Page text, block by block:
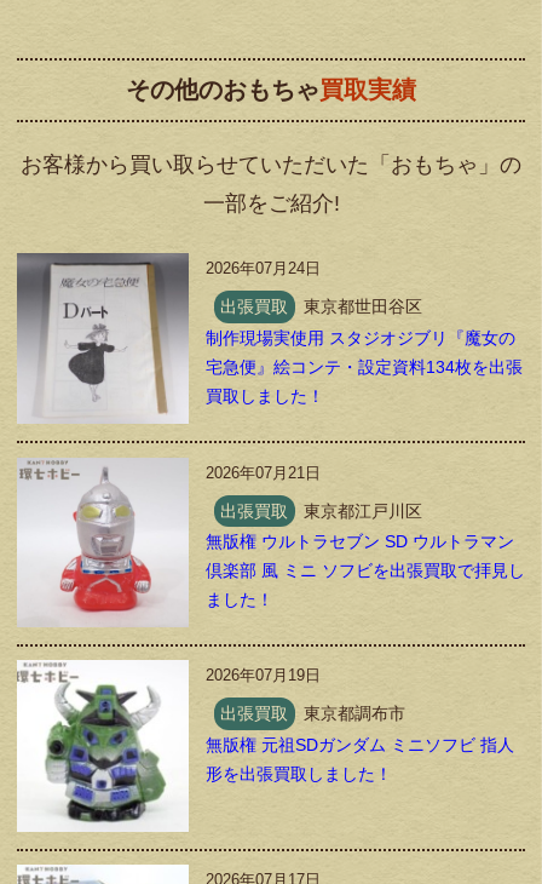
その他のおもちゃ買取実績
お客様から買い取らせていただいた「おもちゃ」の
一部をご紹介!
2026年07月24日
出張買取
東京都世田谷区
制作現場実使用 スタジオジブリ『魔女の
宅急便』絵コンテ・設定資料134枚を出張
買取しました！
2026年07月21日
出張買取
東京都江戸川区
無版権 ウルトラセブン SD ウルトラマン
倶楽部 風 ミニ ソフビを出張買取で拝見し
ました！
2026年07月19日
出張買取
東京都調布市
無版権 元祖SDガンダム ミニソフビ 指人
形を出張買取しました！
2026年07月17日